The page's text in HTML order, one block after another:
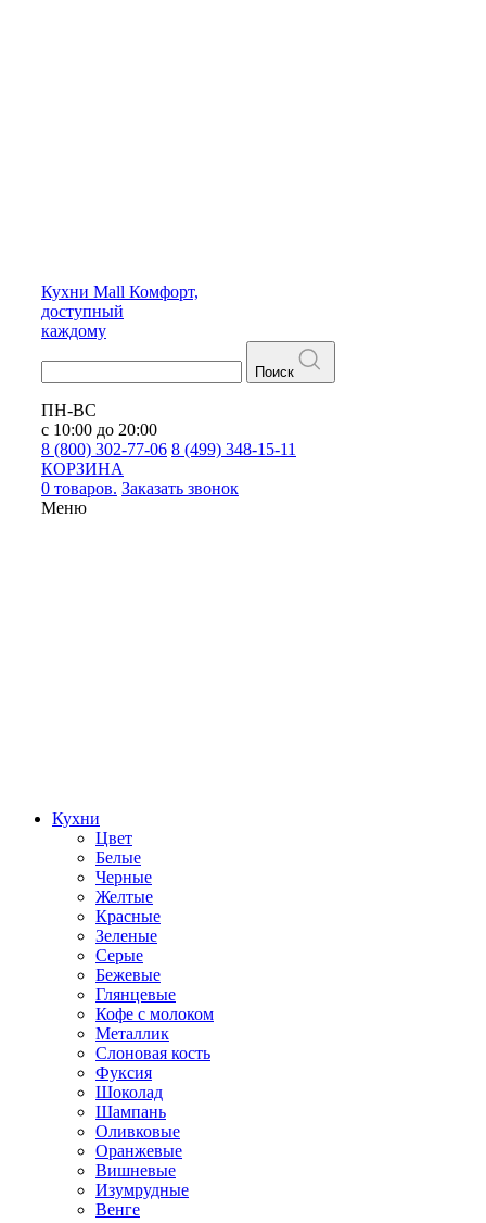
Кухни Mall Комфорт,
доступный
каждому
Поиск
ПН-ВС
с 10:00 до 20:00
8 (800) 302-77-06 8 (499) 348-15-11
КОРЗИНА
0 товаров. Заказать звонок
Меню
Кухни
Цвет
Белые
Черные
Желтые
Красные
Зеленые
Серые
Бежевые
Глянцевые
Кофе с молоком
Металлик
Слоновая кость
Фуксия
Шоколад
Шампань
Оливковые
Оранжевые
Вишневые
Изумрудные
Венге